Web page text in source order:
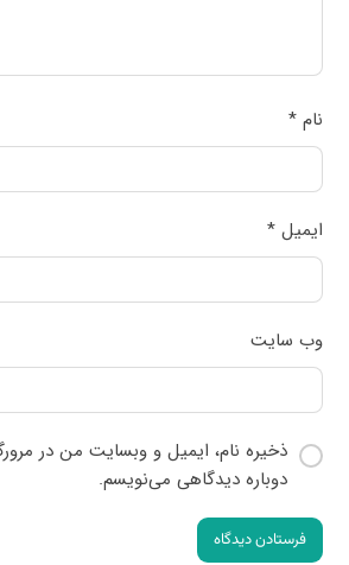
نام*
ایمیل*
وب‌ سایت
ذخیره نام، ایمیل و وبسایت من در
دوباره دیدگاهی می‌نویسم.
فرستادن دیدگاه